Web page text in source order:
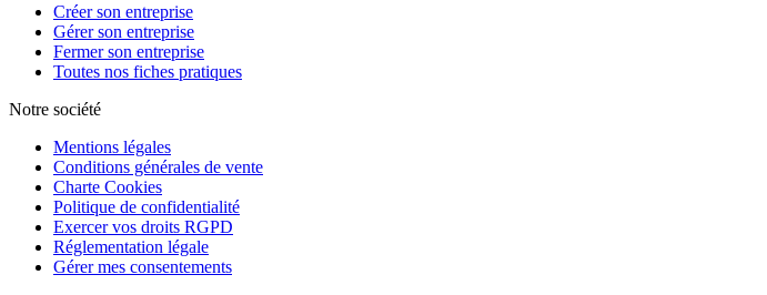
Créer son entreprise
Gérer son entreprise
Fermer son entreprise
Toutes nos fiches pratiques
Notre société
Mentions légales
Conditions générales de vente
Charte Cookies
Politique de confidentialité
Exercer vos droits RGPD
Réglementation légale
Gérer mes consentements